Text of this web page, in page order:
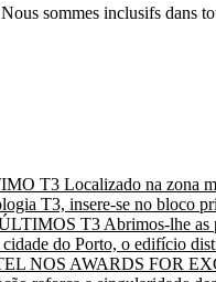
sommes inclusifs dans